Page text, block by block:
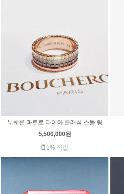
부쉐론 콰트로 다이아 클래식 스몰 링
5,500,000원
1% 적립